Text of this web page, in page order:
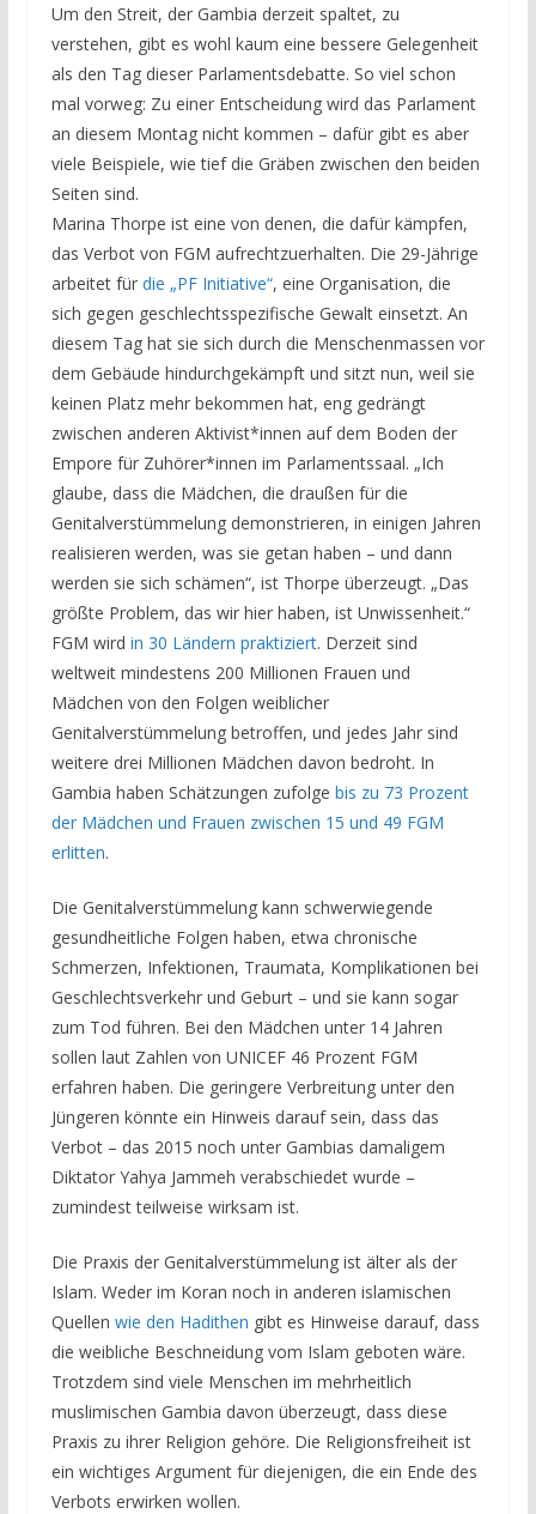
Um den Streit, der Gambia derzeit spaltet, zu
verstehen, gibt es wohl kaum eine bessere Gelegenheit
als den Tag dieser Parlamentsdebatte. So viel schon
mal vorweg: Zu einer Entscheidung wird das Parlament
an diesem Montag nicht kommen – dafür gibt es aber
viele Beispiele, wie tief die Gräben zwischen den beiden
Seiten sind.
Marina Thorpe ist eine von denen, die dafür kämpfen,
das Verbot von FGM aufrechtzuerhalten. Die 29-Jährige
arbeitet für die „PF Initiative“, eine Organisation, die
sich gegen geschlechtsspezifische Gewalt einsetzt. An
diesem Tag hat sie sich durch die Menschenmassen vor
dem Gebäude hindurchgekämpft und sitzt nun, weil sie
keinen Platz mehr bekommen hat, eng gedrängt
zwischen anderen Aktivist*innen auf dem Boden der
Empore für Zuhörer*innen im Parlamentssaal. „Ich
glaube, dass die Mädchen, die draußen für die
Genitalverstümmelung demonstrieren, in einigen Jahren
realisieren werden, was sie getan haben – und dann
werden sie sich schämen“, ist Thorpe überzeugt. „Das
größte Problem, das wir hier haben, ist Unwissenheit.“
FGM wird in 30 Ländern praktiziert. Derzeit sind
weltweit mindestens 200 Millionen Frauen und
Mädchen von den Folgen weiblicher
Genitalverstümmelung betroffen, und jedes Jahr sind
weitere drei Millionen Mädchen davon bedroht. In
Gambia haben Schätzungen zufolge bis zu 73 Prozent
der Mädchen und Frauen zwischen 15 und 49 FGM
erlitten.
Die Genitalverstümmelung kann schwerwiegende
gesundheitliche Folgen haben, etwa chronische
Schmerzen, Infektionen, Traumata, Komplikationen bei
Geschlechtsverkehr und Geburt – und sie kann sogar
zum Tod führen. Bei den Mädchen unter 14 Jahren
sollen laut Zahlen von UNICEF 46 Prozent FGM
erfahren haben. Die geringere Verbreitung unter den
Jüngeren könnte ein Hinweis darauf sein, dass das
Verbot – das 2015 noch unter Gambias damaligem
Diktator Yahya Jammeh verabschiedet wurde –
zumindest teilweise wirksam ist.
Die Praxis der Genitalverstümmelung ist älter als der
Islam. Weder im Koran noch in anderen islamischen
Quellen wie den Hadithen gibt es Hinweise darauf, dass
die weibliche Beschneidung vom Islam geboten wäre.
Trotzdem sind viele Menschen im mehrheitlich
muslimischen Gambia davon überzeugt, dass diese
Praxis zu ihrer Religion gehöre. Die Religionsfreiheit ist
ein wichtiges Argument für diejenigen, die ein Ende des
Verbots erwirken wollen.